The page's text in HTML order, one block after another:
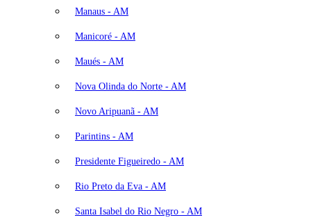
Manaus - AM
Manicoré - AM
Maués - AM
Nova Olinda do Norte - AM
Novo Aripuanã - AM
Parintins - AM
Presidente Figueiredo - AM
Rio Preto da Eva - AM
Santa Isabel do Rio Negro - AM